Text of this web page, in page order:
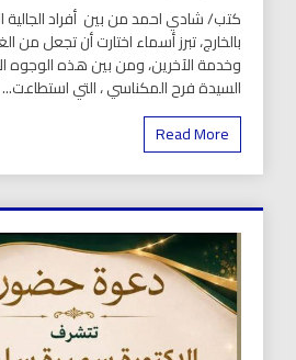
كتب/ شادي احمد من بين أفراد الجالية
بالخارج، تبرز أسماء اختارت أن تجعل من
وخدمة الآخرين، ومن بين هذه الوجوه
السيدة فرح المكناسي ، التي استطاعت...
Read More